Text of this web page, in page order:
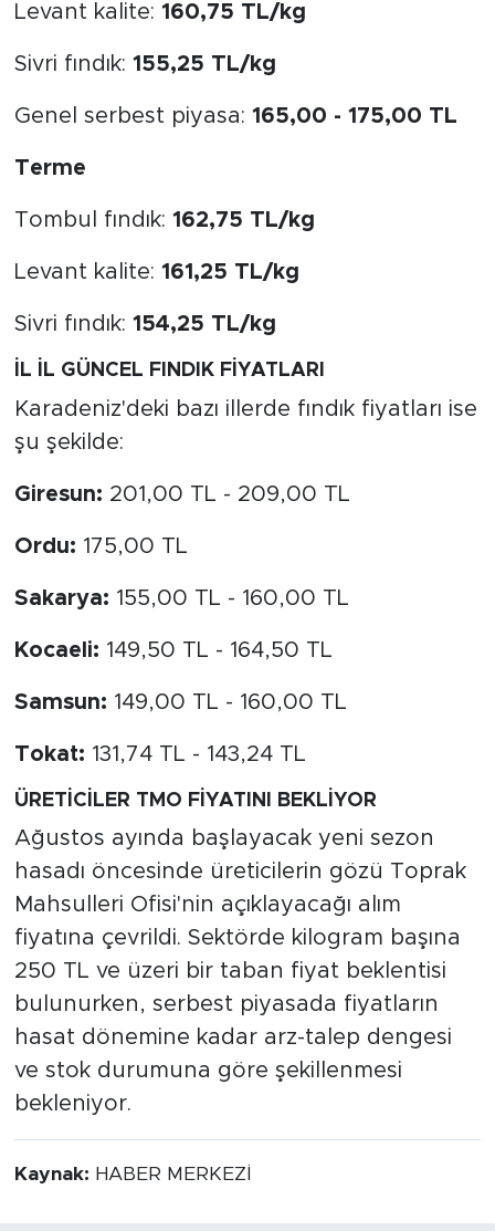
Levant kalite: 160,75 TL/kg
Sivri fındık: 155,25 TL/kg
Genel serbest piyasa: 165,00 - 175,00 TL
Terme
Tombul fındık: 162,75 TL/kg
Levant kalite: 161,25 TL/kg
Sivri fındık: 154,25 TL/kg
İL İL GÜNCEL FINDIK FİYATLARI
Karadeniz'deki bazı illerde fındık fiyatları ise
şu şekilde:
Giresun: 201,00 TL - 209,00 TL
Ordu: 175,00 TL
Sakarya: 155,00 TL - 160,00 TL
Kocaeli: 149,50 TL - 164,50 TL
Samsun: 149,00 TL - 160,00 TL
Tokat: 131,74 TL - 143,24 TL
ÜRETİCİLER TMO FİYATINI BEKLİYOR
Ağustos ayında başlayacak yeni sezon
hasadı öncesinde üreticilerin gözü Toprak
Mahsulleri Ofisi'nin açıklayacağı alım
fiyatına çevrildi. Sektörde kilogram başına
250 TL ve üzeri bir taban fiyat beklentisi
bulunurken, serbest piyasada fiyatların
hasat dönemine kadar arz-talep dengesi
ve stok durumuna göre şekillenmesi
bekleniyor.
Kaynak: HABER MERKEZİ